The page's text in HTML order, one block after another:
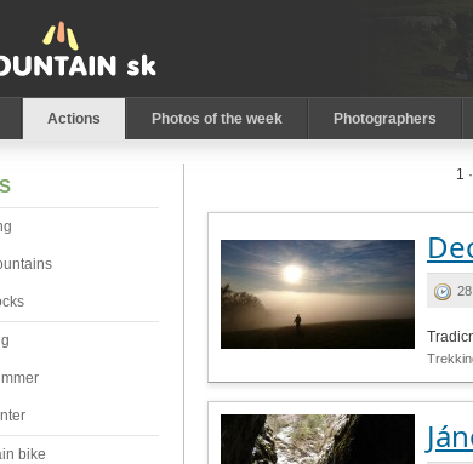
Actions Photos of the week Photographers
1 ·
bike